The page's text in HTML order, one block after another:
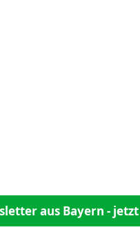
aus Bayern -